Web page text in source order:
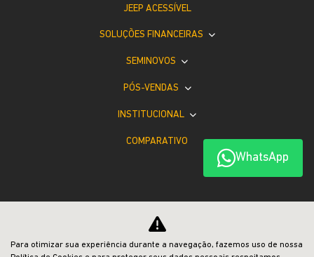
WhatsApp
JEEP ACESSÍVEL
SOLUÇÕES FINANCEIRAS
SEMINOVOS
PÓS-VENDAS
INSTITUCIONAL
COMPARATIVO
Desacelere. Seu bem maior é a vida.
Para otimizar sua experiência durante a navegação, fazemos uso de nossa